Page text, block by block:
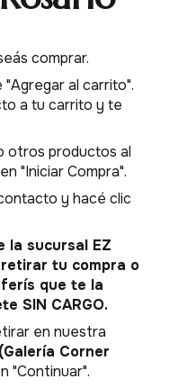
comprar.
al carrito".
a tu carrito y te
otros productos al
"Iniciar Compra".
y hacé clic
la sucursal EZ
retirar tu compra o
que te la
SIN CARGO.
en nuestra
(Galería Corner
"Continuar".